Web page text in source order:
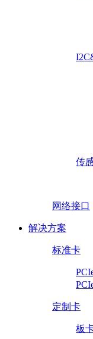
传
网络接口
解决方案
标准卡
定制卡
板